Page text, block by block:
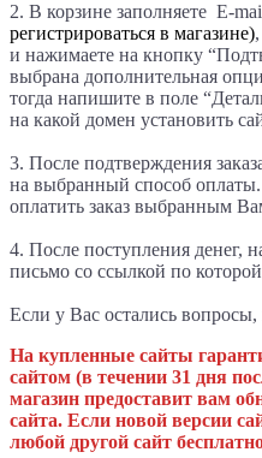
2. В корзине заполняете E-
регистрироваться в магазине)
и нажимаете на кнопку
выбрана дополнительная
тогда напишите в поле
на какой домен установить
3. После подтверждения
на выбранный способ оплаты.
оплатить заказ выбранным
4. После поступления денег,
письмо со ссылкой по которой
Если у Вас остались вопросы,
На купленные сайты
сайтом (в течении 31 дня
магазин предоставит вам
сайта. Если новой версии
любой другой сайт